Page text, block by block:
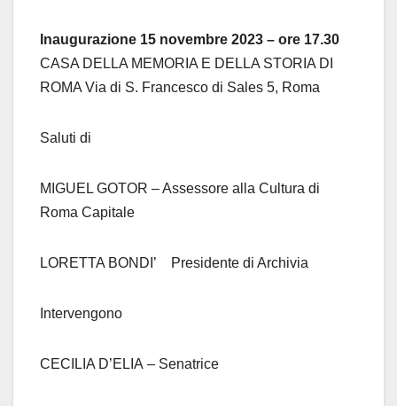
Inaugurazione 15 novembre 2023 – ore 17.30
CASA DELLA MEMORIA E DELLA STORIA DI
ROMA Via di S. Francesco di Sales 5, Roma
Saluti di
MIGUEL GOTOR – Assessore alla Cultura di
Roma Capitale
LORETTA BONDI’ Presidente di Archivia
Intervengono
CECILIA D’ELIA – Senatrice